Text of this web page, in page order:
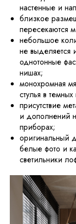
настенные и
близкое
пересекаются
небольшое
не выделяется
однотонные
нишах;
монохромная
стулья в темных
присутствие
и дополнений
приборах;
оригинальный
белые фото и
светильники